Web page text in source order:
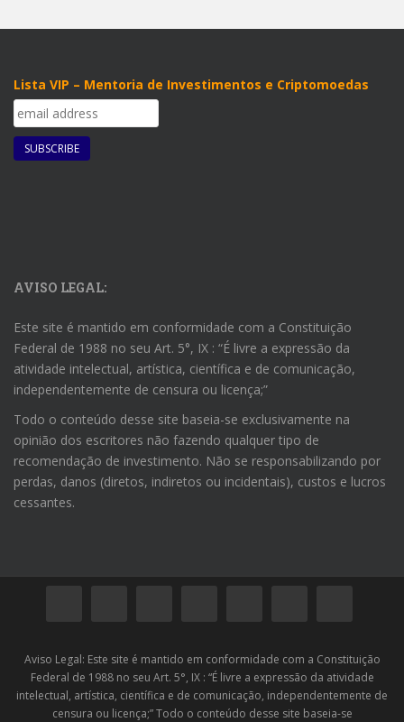
Lista VIP – Mentoria de Investimentos e Criptomoedas
AVISO LEGAL:
Este site é mantido em conformidade com a Constituição
Federal de 1988 no seu Art. 5°, IX : “É livre a expressão da
atividade intelectual, artística, científica e de comunicação,
independentemente de censura ou licença;”
Todo o conteúdo desse site baseia-se exclusivamente na
opinião dos escritores não fazendo qualquer tipo de
recomendação de investimento. Não se responsabilizando por
perdas, danos (diretos, indiretos ou incidentais), custos e lucros
cessantes.
Aviso Legal: Este site é mantido em conformidade com a Constituição
Federal de 1988 no seu Art. 5°, IX : “É livre a expressão da atividade
intelectual, artística, científica e de comunicação, independentemente de
censura ou licença;” Todo o conteúdo desse site baseia-se